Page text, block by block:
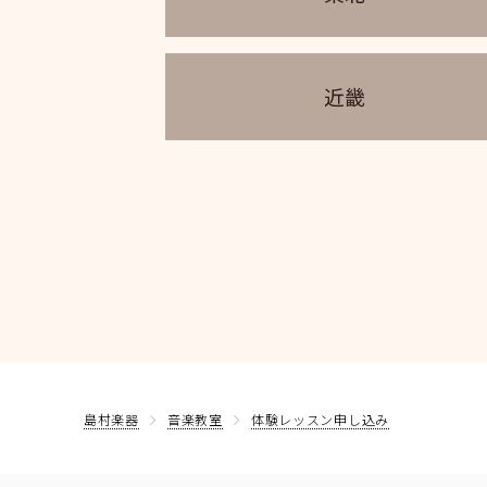
近畿
島村楽器 音楽教室 体験レッスン申し込み